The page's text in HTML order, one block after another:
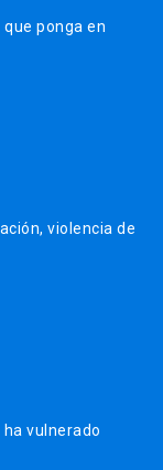
ponga en
violencia de
vulnerado